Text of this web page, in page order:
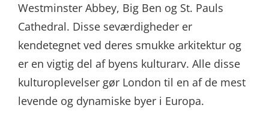
Westminster Abbey, Big Ben og St. Pauls
Cathedral. Disse seværdigheder er
kendetegnet ved deres smukke arkitektur og
er en vigtig del af byens kulturarv. Alle disse
kulturoplevelser gør London til en af de mest
levende og dynamiske byer i Europa.